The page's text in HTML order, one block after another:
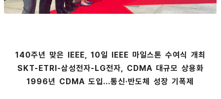
140주년 맞은 IEEE, 10일 IEEE 마일스톤 수여식 개최
SKT-ETRI-삼성전자-LG전자, CDMA 대규모 상용화
1996년 CDMA 도입...통신·반도체 성장 기폭제